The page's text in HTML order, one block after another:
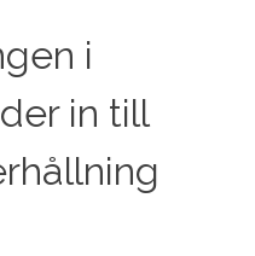
i
in till